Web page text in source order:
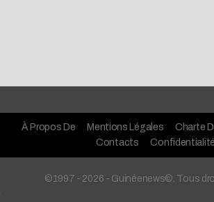
À Propos De Mentions Légales
Charte
Contacts
Confidentialité
©1997 - 2026 - Guinéenews©. Tous